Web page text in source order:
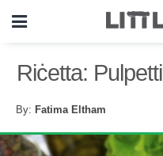
Riċetta:
By: Fatima Eltham